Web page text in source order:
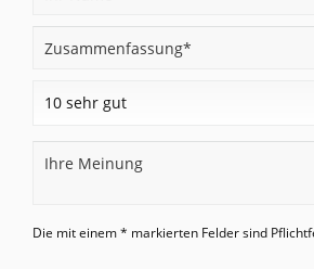
Die mit einem * markierten Felder sind